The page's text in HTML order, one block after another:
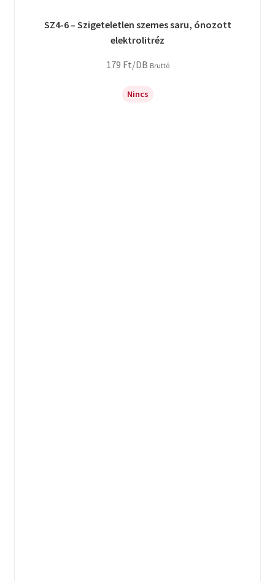
SZ4-6 – Szigeteletlen szemes saru, ónozott
elektrolitréz
179 Ft/DB Bruttó
Nincs